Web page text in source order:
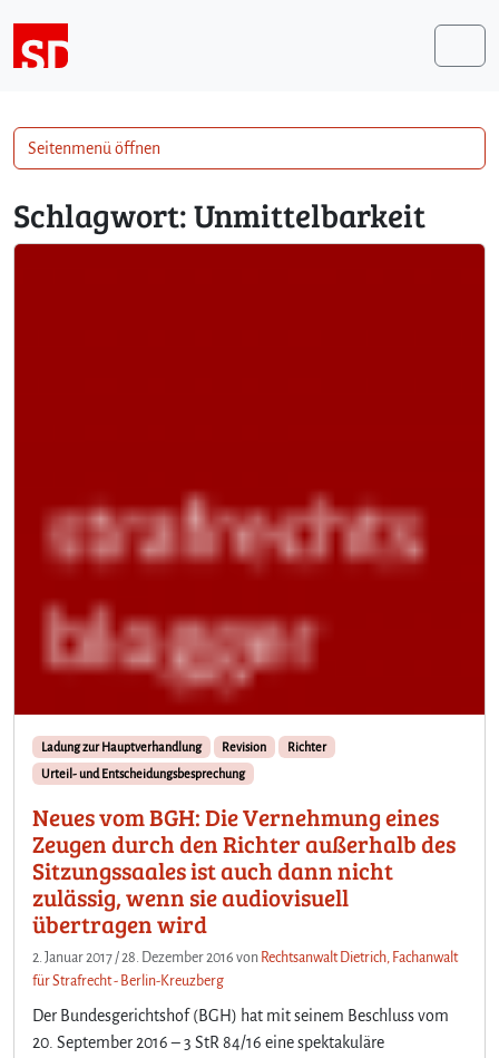
Schlagwort:Unmittelbarkeit
Ladung zur Hauptverhandlung Revision
Richter
Urteil- und Entscheidungsbesprechung
Neues vom BGH: Die Vernehmung eines
Zeugen durch den Richter außerhalb des
Sitzungssaales ist auch dann nicht
zulässig, wenn sie audiovisuell
übertragen wird
2. Januar 2017 /28. Dezember 2016 von Rechtsanwalt Dietrich, Fachanwalt
für Strafrecht - Berlin-Kreuzberg
Der Bundesgerichtshof (BGH) hat mit seinem Beschluss vom
20. September 2016 – 3 StR 84/16 eine spektakuläre
Seitenmenü öffnen